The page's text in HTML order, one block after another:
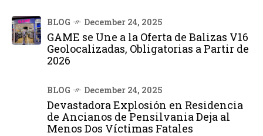
BLOG December 24, 2025
GAME se Une a la Oferta de Balizas V16
Geolocalizadas, Obligatorias a Partir de
2026
BLOG December 24, 2025
Devastadora Explosión en Residencia
de Ancianos de Pensilvania Deja al
Menos Dos Víctimas Fatales